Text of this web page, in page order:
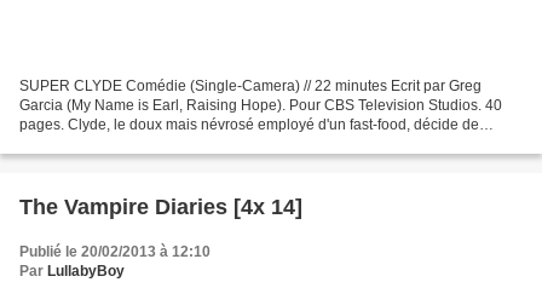
SUPER CLYDE Comédie (Single-Camera) // 22 minutes Ecrit par Greg
Garcia (My Name is Earl, Raising Hope). Pour CBS Television Studios. 40
pages. Clyde, le doux mais névrosé employé d'un fast-food, décide de
The Vampire Diaries [4x 14]
Publié le 20/02/2013 à 12:10
Par LullabyBoy